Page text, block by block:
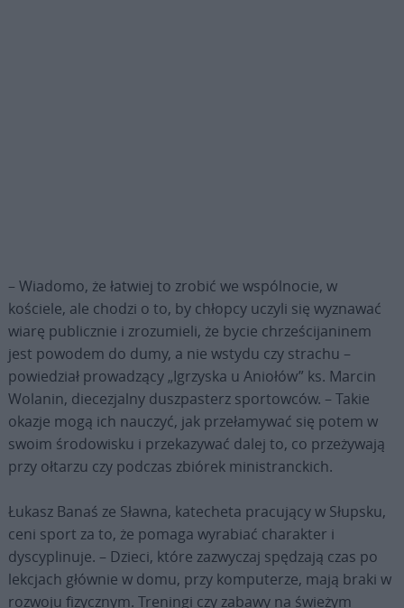
– Wiadomo, że łatwiej to zrobić we wspólnocie, w
kościele, ale chodzi o to, by chłopcy uczyli się wyznawać
wiarę publicznie i zrozumieli, że bycie chrześcijaninem
jest powodem do dumy, a nie wstydu czy strachu –
powiedział prowadzący „Igrzyska u Aniołów” ks. Marcin
Wolanin, diecezjalny duszpasterz sportowców. – Takie
okazje mogą ich nauczyć, jak przełamywać się potem w
swoim środowisku i przekazywać dalej to, co przeżywają
przy ołtarzu czy podczas zbiórek ministranckich.
Łukasz Banaś ze Sławna, katecheta pracujący w Słupsku,
ceni sport za to, że pomaga wyrabiać charakter i
dyscyplinuje. – Dzieci, które zazwyczaj spędzają czas po
lekcjach głównie w domu, przy komputerze, mają braki w
rozwoju fizycznym. Treningi czy zabawy na świeżym